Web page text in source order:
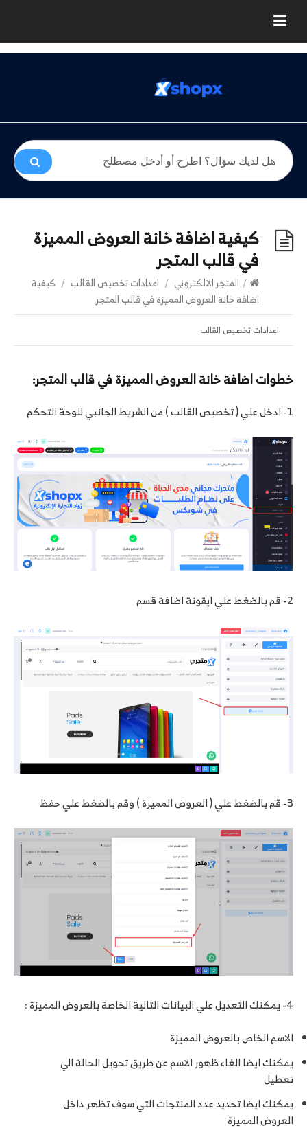
كيفية اضافة خانة العروض المميزة
في قالب المتجر
/ المتجر الالكتروني / اعدادات تخصيص القالب / كيفية
اضافة خانة العروض المميزة في قالب المتجر
اعدادات تخصيص القالب
خطوات اضافة خانة العروض المميزة في قالب المتجر:
1- ادخل علي ( تخصيص القالب ) من الشريط الجانبي للوحة التحكم
2- قم بالضغط علي ايقونة اضافة قسم
3- قم بالضغط علي ( العروض المميزة ) وقم بالضغط علي حفظ
4- يمكنك التعديل علي البيانات التالية الخاصة بالعروض المميزة :
الاسم الخاص بالعروض المميزة
يمكنك ايضا الغاء ظهور الاسم عن طريق تحويل الحالة الي
تعطيل
يمكنك ايضا تحديد عدد المنتجات التي سوف تظهر داخل
العروض المميزة